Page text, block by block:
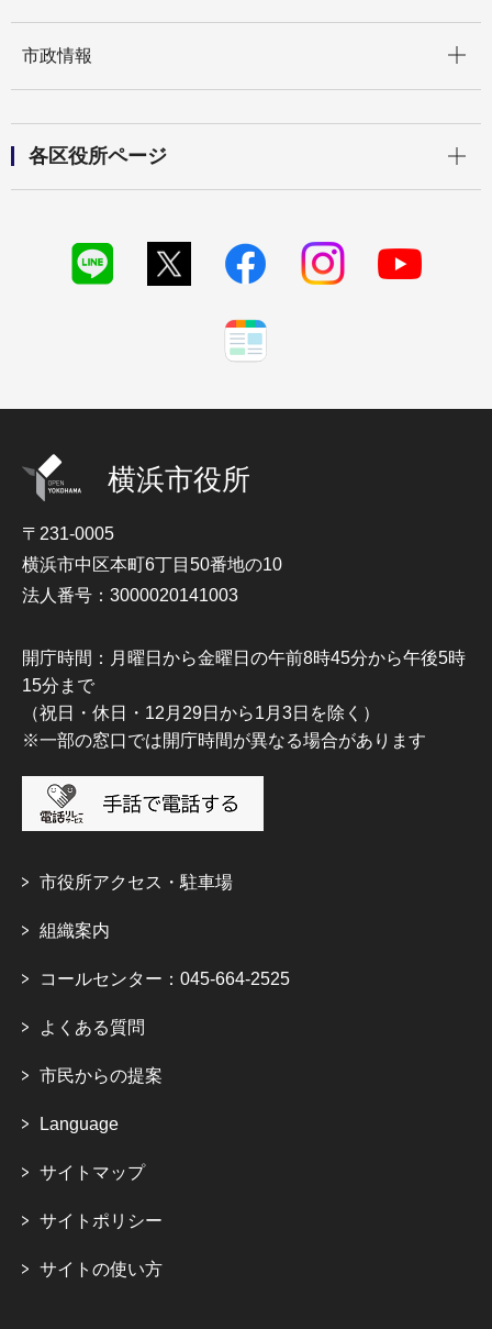
市政情報
各区役所ページ
横浜市役所
〒231-0005
横浜市中区本町6丁目50番地の10
法人番号：3000020141003
開庁時間：月曜日から金曜日の午前8時45分から午後5時
15分まで
（祝日・休日・12月29日から1月3日を除く）
※一部の窓口では開庁時間が異なる場合があります
市役所アクセス・駐車場
組織案内
コールセンター：045-664-2525
よくある質問
市民からの提案
Language
サイトマップ
サイトポリシー
サイトの使い方